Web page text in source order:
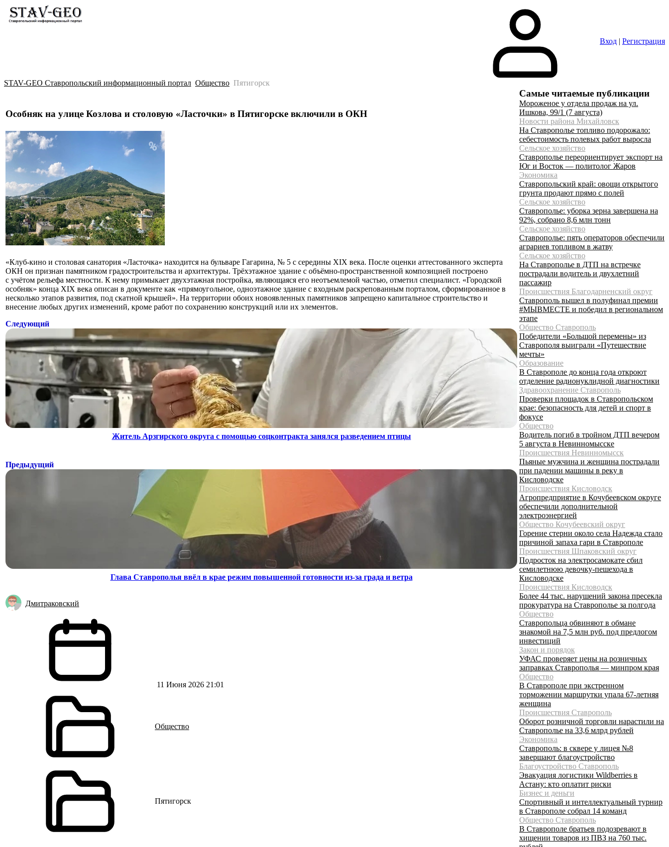
Вход | Регистрация
STAV-GEO Ставропольский информационный портал Общество Пятигорск
Особняк на улице Козлова и столовую «Ласточки» в Пятигорске включили в ОКН
«Клуб-кино и столовая санатория «Ласточка» находится на бульваре Гагарина, № 5 с середины XIX века. После оценки аттестованного эксперта
ОКН он признан памятником градостроительства и архитектуры. Трёхэтажное здание с объёмно-пространственной композицией построено
с учётом рельефа местности. К нему примыкает двухэтажная постройка, являющаяся его неотъемлемой частью, отметил специалист. «Городской
особняк» конца XIX века описан в документе как «прямоугольное, одноэтажное здание с входным раскрепованным порталом, сформированное в
несколько этапов развития, под скатной крышей». На территории обоих новоявленных памятников запрещено капитальное строительство и
внесение любых других изменений, кроме работ по сохранению конструкций или их элементов.
Следующий
Житель Арзгирского округа с помощью соцконтракта занялся разведением птицы
Предыдущий
Глава Ставрополья ввёл в крае режим повышенной готовности из-за града и ветра
Дмитраковский
11 Июня 2026 21:01
Общество
Пятигорск
Самые читаемые публикации
Мороженое у отдела продаж на ул.
Ишкова, 99/1 (7 августа)
Новости района Михайловск
На Ставрополье топливо подорожало:
себестоимость полевых работ выросла
Сельское хозяйство
Ставрополье переориентирует экспорт на
Юг и Восток — политолог Жаров
Экономика
Ставропольский край: овощи открытого
грунта продают прямо с полей
Сельское хозяйство
Ставрополье: уборка зерна завершена на
92%, собрано 8,6 млн тонн
Сельское хозяйство
Ставрополье: пять операторов обеспечили
аграриев топливом в жатву
Сельское хозяйство
На Ставрополье в ДТП на встречке
пострадали водитель и двухлетний
пассажир
Происшествия Благодарненский округ
Ставрополь вышел в полуфинал премии
#МЫВМЕСТЕ и победил в региональном
этапе
Общество Ставрополь
Победители «Большой перемены» из
Ставрополя выиграли «Путешествие
мечты»
Образование
В Ставрополе до конца года откроют
отделение радионуклидной диагностики
Здравоохранение Ставрополь
Проверки площадок в Ставропольском
крае: безопасность для детей и спорт в
фокусе
Общество
Водитель погиб в тройном ДТП вечером
5 августа в Невинномысске
Происшествия Невинномысск
Пьяные мужчина и женщина пострадали
при падении машины в реку в
Кисловодске
Происшествия Кисловодск
Агропредприятие в Кочубеевском округе
обеспечили дополнительной
электроэнергией
Общество Кочубеевский округ
Горение стерни около села Надежда стало
причиной запаха гари в Ставрополе
Происшествия Шпаковский округ
Подросток на электросамокате сбил
семилетнюю девочку-пешехода в
Кисловодске
Происшествия Кисловодск
Более 44 тыс. нарушений закона пресекла
прокуратура на Ставрополье за полгода
Общество
Ставропольца обвиняют в обмане
знакомой на 7,5 млн руб. под предлогом
инвестиций
Закон и порядок
УФАС проверяет цены на розничных
заправках Ставрополья — минпром края
Общество
В Ставрополе при экстренном
торможении маршрутки упала 67-летняя
женщина
Происшествия Ставрополь
Оборот розничной торговли нарастили на
Ставрополье на 33,6 млрд рублей
Экономика
Ставрополь: в сквере у лицея №8
завершают благоустройство
Благоустройство Ставрополь
Эвакуация логистики Wildberries в
Астану: кто оплатит риски
Бизнес и деньги
Спортивный и интеллектуальный турнир
в Ставрополе собрал 14 команд
Общество Ставрополь
В Ставрополе братьев подозревают в
хищении товаров из ПВЗ на 760 тыс.